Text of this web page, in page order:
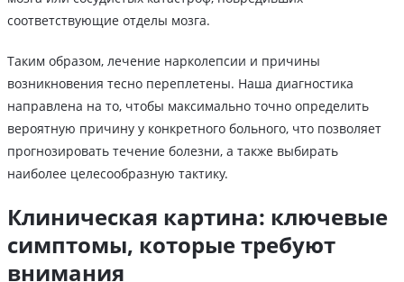
соответствующие отделы мозга.
Таким образом, лечение нарколепсии и причины
возникновения тесно переплетены. Наша диагностика
направлена на то, чтобы максимально точно определить
вероятную причину у конкретного больного, что позволяет
прогнозировать течение болезни, а также выбирать
наиболее целесообразную тактику.
Клиническая картина: ключевые
симптомы, которые требуют
внимания